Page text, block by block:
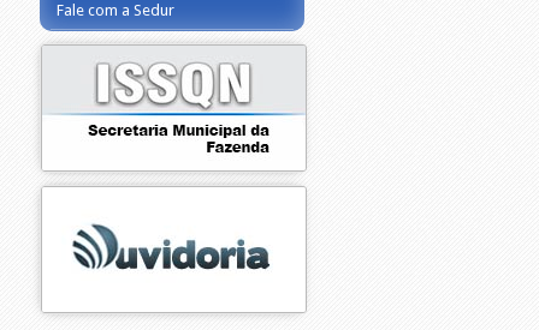
Fale com a Sedur